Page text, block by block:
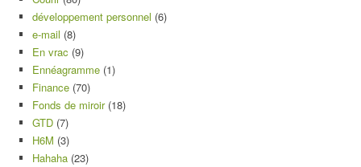
développement personnel (6)
e-mail (8)
En vrac (9)
Ennéagramme (1)
Finance (70)
Fonds de miroir(18)
GTD (7)
H6M (3)
Hahaha (23)